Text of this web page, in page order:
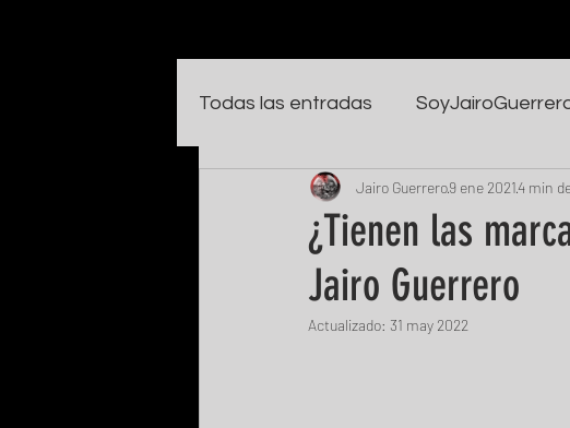
Todas las entradas
¿Tienen las
Jairo Guerrero
Jairo Guerrero9 ene 20214 min
Actualizado: 31 may 2022